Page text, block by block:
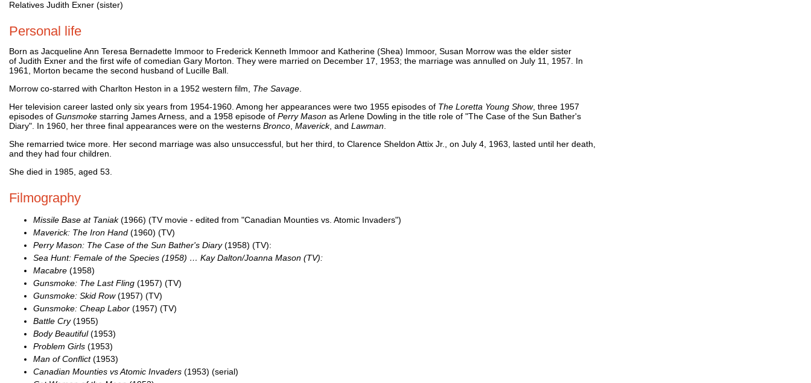
Relatives Judith Exner (sister)
Personal life
Born as Jacqueline Ann Teresa Bernadette Immoor to Frederick Kenneth Immoor and Katherine (Shea) Immoor, Susan Morrow was the elder sister
of Judith Exner and the first wife of comedian Gary Morton. They were married on December 17, 1953; the marriage was annulled on July 11, 1957. In
1961, Morton became the second husband of Lucille Ball.
Morrow co-starred with Charlton Heston in a 1952 western film, The Savage
Her television career lasted only six years from 1954-1960. Among her appearances were two 1955 episodes of The Loretta Young Show, three 1957
episodes of Gunsmoke starring James Arness, and a 1958 episode of Perry Mason as Arlene Dowling in the title role of "The Case of the Sun Bather's
Diary". In 1960, her three final appearances were on the westerns Bronco Maverick, and Lawman
She remarried twice more. Her second marriage was also unsuccessful, but her third, to Clarence Sheldon Attix Jr., on July 4, 1963, lasted until her death,
and they had four children.
She died in 1985, aged 53.
Filmography
Missile Base at Taniak(1966) (TV movie - edited from "Canadian Mounties vs. Atomic Invaders")
Maverick: The Iron Hand (1960) (TV)
Perry Mason: The Case of the Sun Bather's Diary(1958) (TV):
Sea Hunt: Female of the Species (1958) … Kay Dalton/Joanna Mason (TV):
Macabre (1958)
Gunsmoke: The Last Fling (1957) (TV)
Gunsmoke: Skid Row(1957) (TV)
Gunsmoke: Cheap Labor (1957) (TV)
Battle Cry(1955)
Body Beautiful(1953)
Problem Girls (1953)
Man of Conflict(1953)
Canadian Mounties vs Atomic Invaders (1953) (serial)